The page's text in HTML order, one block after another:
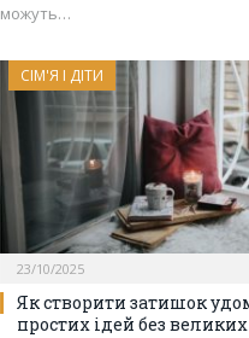
можуть…
СІМ'Я І ДІТИ
23/10/2025
Як створити затишок
простих ідей без